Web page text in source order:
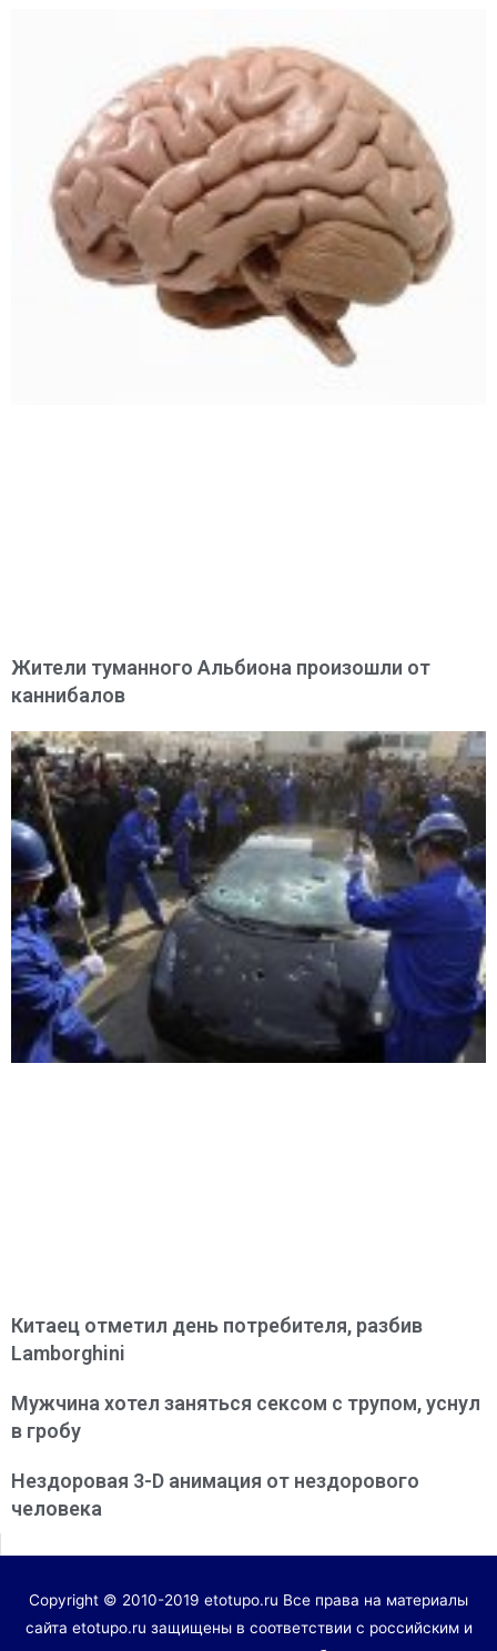
Жители туманного Альбиона произошли от
каннибалов
Китаец отметил день потребителя, разбив
Lamborghini
Мужчина хотел заняться сексом с трупом, уснул
в гробу
Нездоровая 3-D анимация от нездорового
человека
Copyright © 2010-2019 etotupo.ru Все права на материалы
сайта etotupo.ru защищены в соответствии с российским и